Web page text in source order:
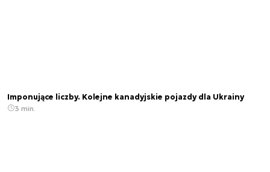
Imponujące liczby. Kolejne kanadyjskie pojazdy dla Ukrainy
3 min.